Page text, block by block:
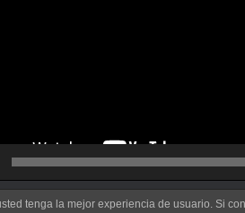
tenga la mejor experiencia de usuario. Si